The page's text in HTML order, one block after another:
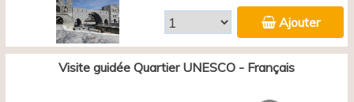
Ajouter
Visite guidée Quartier UNESCO - Français